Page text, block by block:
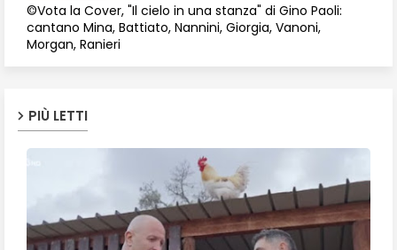
©Vota la Cover, "Il cielo in una stanza" di Gino Paoli:
cantano Mina, Battiato, Nannini, Giorgia, Vanoni,
Morgan, Ranieri
PIÙ LETTI